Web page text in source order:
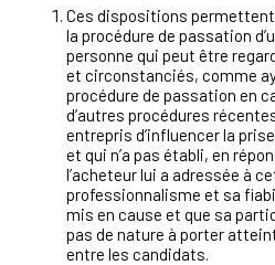
Ces dispositions permettent
la procédure de passation
personne qui peut être
et circonstanciés, comme
procédure de passation en
d’autres procédures
entrepris d’influencer la
et qui n’a pas établi, en
l’acheteur lui a adressée à
professionnalisme et sa
mis en cause et que sa
pas de nature à porter
entre les candidats.